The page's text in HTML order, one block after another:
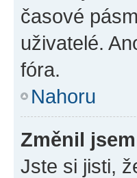
časové
uživatelé.
fóra.
Nahoru
Změnil
Jste si jisti,